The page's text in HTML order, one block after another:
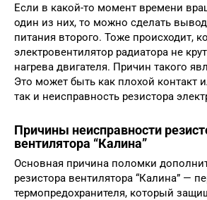
Если в какой-то момент времени
один из них, то можно сделать
питания второго. Тоже происходит,
электровентилятор радиатора не
нагрева двигателя. Причин такого
Это может быть как плохой контакт
так и неисправность резистора
Причины неисправности
вентилятора “Калина”
Основная причина поломки
резистора вентилятора “Калина” —
термопредохранителя, который